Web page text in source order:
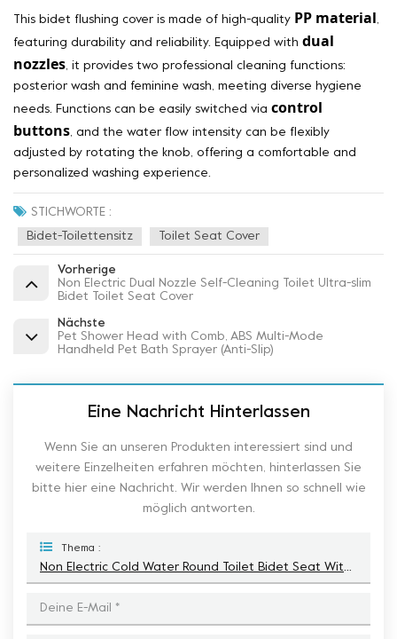
This bidet flushing cover is made of high-quality PP material,
featuring durability and reliability. Equipped with dual
nozzles, it provides two professional cleaning functions:
posterior wash and feminine wash, meeting diverse hygiene
needs. Functions can be easily switched via control
buttons, and the water flow intensity can be flexibly
adjusted by rotating the knob, offering a comfortable and
personalized washing experience.
STICHWORTE :
Bidet-Toilettensitz Toilet Seat Cover
Vorherige
Non Electric Dual Nozzle Self-Cleaning Toilet Ultra-slim
Bidet Toilet Seat Cover
Nächste
Pet Shower Head with Comb, ABS Multi-Mode
Handheld Pet Bath Sprayer (Anti-Slip)
Eine Nachricht Hinterlassen
Wenn Sie an unseren Produkten interessiert sind und
weitere Einzelheiten erfahren möchten, hinterlassen Sie
bitte hier eine Nachricht. Wir werden Ihnen so schnell wie
möglich antworten.
Thema :
Non Electric Cold Water Round Toilet Bidet Seat With Self Cleaning And Soft Close